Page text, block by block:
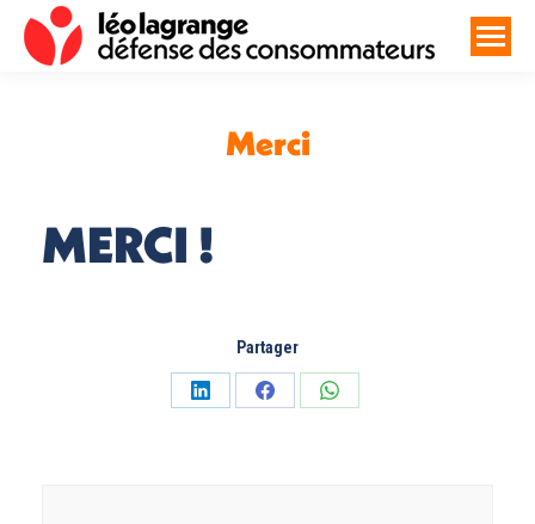
Merci
MERCI !
Partager
PartagerPartagerPartager